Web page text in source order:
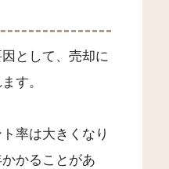
として、売却に
す。
率は大きくなり
かることがあ